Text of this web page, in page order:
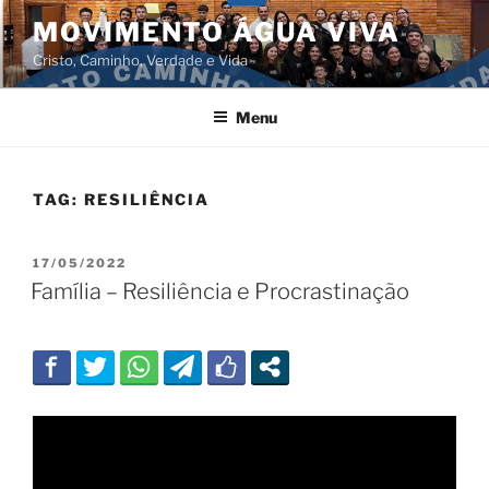
Pular
para
o
conteúdo
MOVIMENTO ÁGUA VIVA
Cristo, Caminho, Verdade e Vida
Menu
TAG: RESILIÊNCIA
PUBLICADO
EM
17/05/2022
Família – Resiliência e Procrastinação